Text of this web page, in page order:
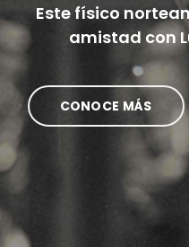
Este físico
amistad con
CONOCE MÁS